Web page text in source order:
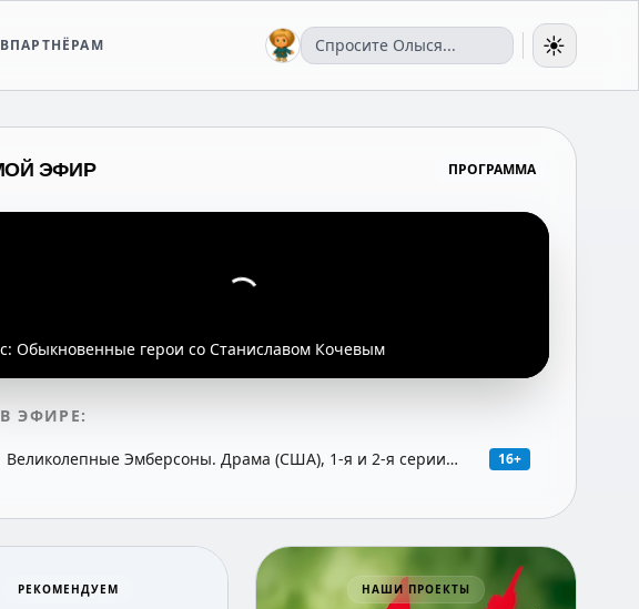
ПАРТНЁРАМ ☀️
ЭФИР ПРОГРАММА
Обыкновенные герои со Станиславом Кочевым
ЭФИРЕ:
Великолепные Эмберсоны. Драма (США), 1-я и 2-я серии
16+
РЕКОМЕНДУЕМ НАШИ ПРОЕКТЫ
Всё для победы